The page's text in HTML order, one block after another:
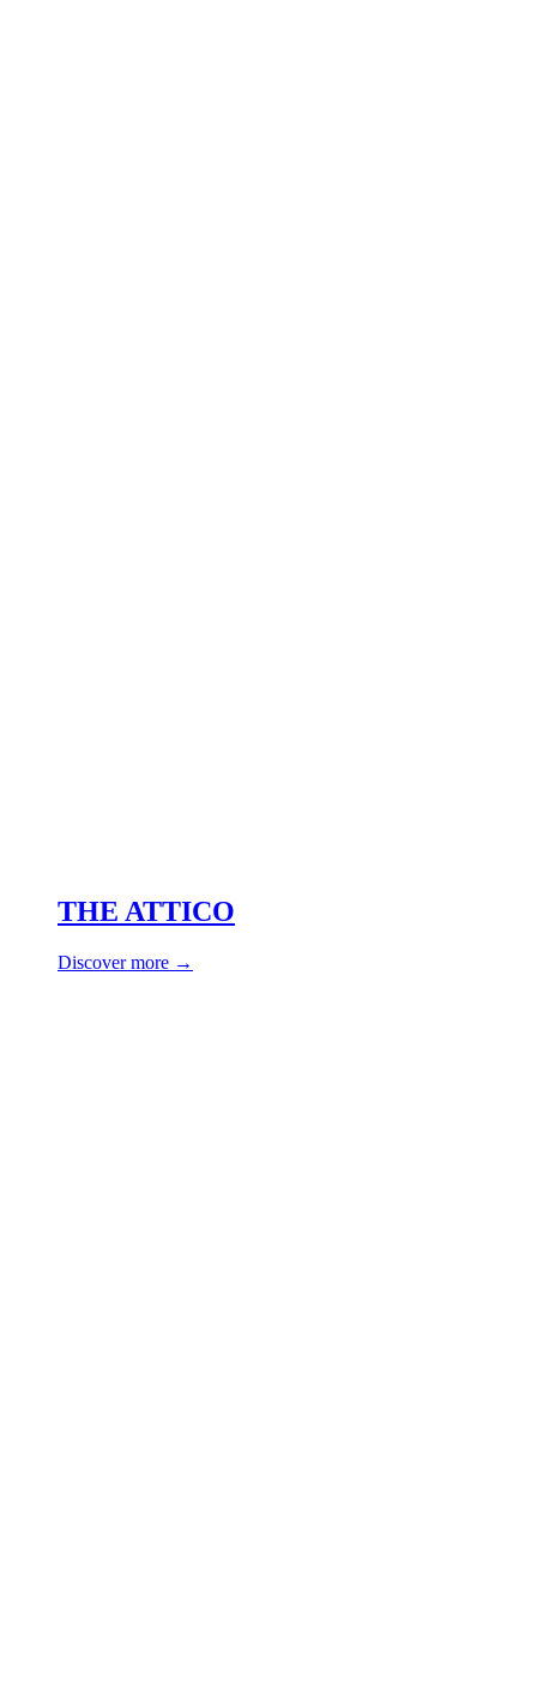
THE ATTICO
Discover more →